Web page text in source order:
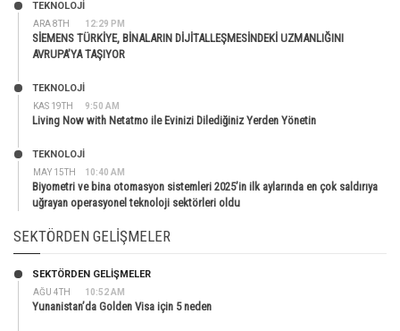
ARA 8TH 12:29 PM
TEKNOLOJİ
SİEMENS TÜRKİYE, BİNALARIN DİJİTALLEŞMESİNDEKİ UZMANLIĞINI
AVRUPA’YA TAŞIYOR
KAS 19TH 9:50 AM
TEKNOLOJİ
Living Now with Netatmo ile Evinizi Dilediğiniz Yerden Yönetin
MAY 15TH 10:40 AM
TEKNOLOJİ
Biyometri ve bina otomasyon sistemleri 2025’in ilk aylarında en çok saldırıya
uğrayan operasyonel teknoloji sektörleri oldu
SEKTÖRDEN GELIŞMELER
AĞU 4TH 10:52 AM
SEKTÖRDEN GELIŞMELER
Yunanistan’da Golden Visa için 5 neden